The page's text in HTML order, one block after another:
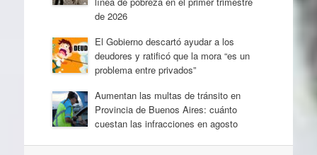
de 2026
El Gobierno descartó ayudar a los
deudores y ratificó que la mora “es un
problema entre privados”
Aumentan las multas de tránsito en
Provincia de Buenos Aires: cuánto
cuestan las infracciones en agosto